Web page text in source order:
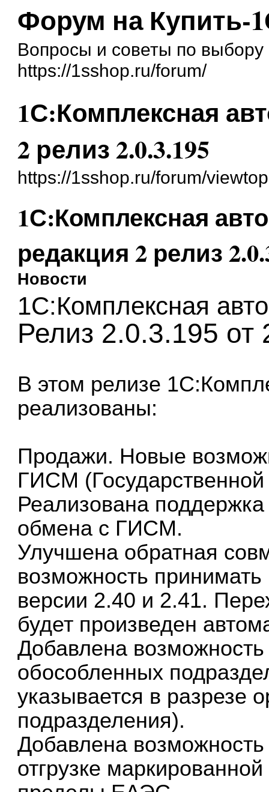
Форум на Купить-
Вопросы и советы по
https://1sshop.ru/forum/
1С:Комплексная
2 релиз 2.0.3.195
https://1sshop.ru/forum/
1С:Комплексная
редакция 2 релиз
Новости
1С:Комплексная
Релиз 2.0.3.195 от
В этом релизе
реализованы:
Продажи. Новые
ГИСМ
Реализована
обмена с ГИСМ.
Улучшена обратная
возможность
версии 2.40 и 2.41.
будет произведен
Добавлена
обособленных
указывается в разрезе
подразделения).
Добавлена
отгрузке